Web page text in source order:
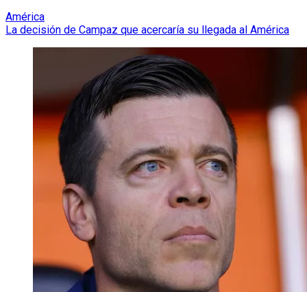
América
La decisión de Campaz que acercaría su llegada al América